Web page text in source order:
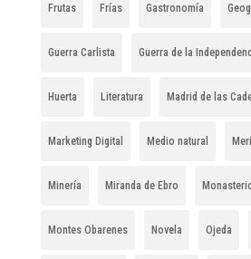
Frutas Frías Gastronomía
Guerra Carlista Guerra de la
Huerta Literatura Madrid de las
Marketing Digital Medio natural
Minería Miranda de Ebro
Montes Obarenes Novela Ojeda